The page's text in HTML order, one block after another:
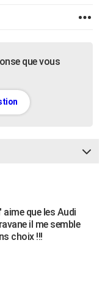
que vous
que les Audi
il me semble
choix !!!